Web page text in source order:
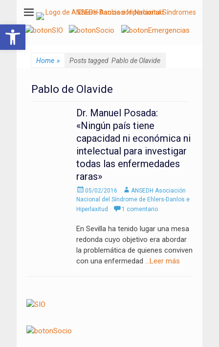
Abrir barra de herramientas
ANSEDH
Asociación Nacional del Síndrome de Ehlers-Danlos e Hiperlaxitud
Home » Posts tagged Pablo de Olavide
Pablo de Olavide
Dr. Manuel Posada:
«Ningún país tiene
capacidad ni económica ni
intelectual para investigar
todas las enfermedades
raras»
Enviado
el
05/02/2016 AutorANSEDH Asociación
Nacional del Síndrome de Ehlers-Danlos e
Hiperlaxitud
1 comentario
En Sevilla ha tenido lugar una mesa
redonda cuyo objetivo era abordar
la problemática de quienes conviven
con una enfermedad …Leer más